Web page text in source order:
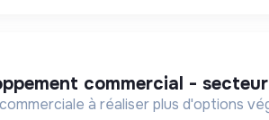
commercial -
à réaliser plus d'options